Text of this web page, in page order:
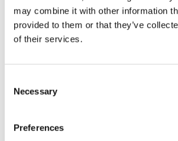
may combine it with other information
provided to them or that they’ve
of their services.
Selection
Necessary
Preferences
Yrityksen tai yhteisön nimi